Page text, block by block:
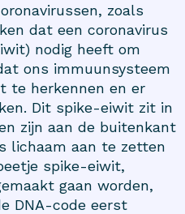
zoals
dat een coronavirus
nodig heeft om
ons immuunsysteem
te herkennen en er
Dit spike-eiwit zit in
zijn aan de buitenkant
lichaam aan te zetten
spike-eiwit,
gaan worden,
DNA-code eerst